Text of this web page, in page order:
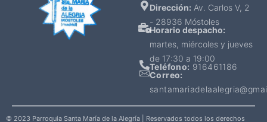
Dirección: Av. Carlos V, 2
- 28936 Móstoles
Horario despacho:
martes, miércoles y jueves
de 17:30 a 19:00
Teléfono: 916461186
Correo:
© 2023 Parroquia Santa María de la Alegría | Reservados todos los derechos